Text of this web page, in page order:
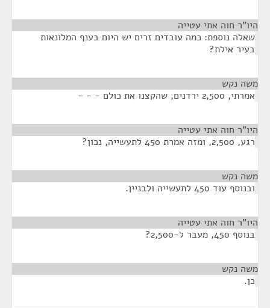
היו"ר חוה אתי עטייה
שאלה נוספת: כמה עובדים זרים יש היום בענף המלונאות
בעיר אילת?
משה נקש
אמרתי, 2,500 ירדנים, שהקצנו את כולם - - -
היו"ר חוה אתי עטייה
רגע, 2,500, ומזה אמרת 450 לתעשייה, נכון?
משה נקש
ובנוסף עוד 450 לתעשייה ולבניין.
היו"ר חוה אתי עטייה
בנוסף 450, מעבר ל-2,500?
משה נקש
כן.